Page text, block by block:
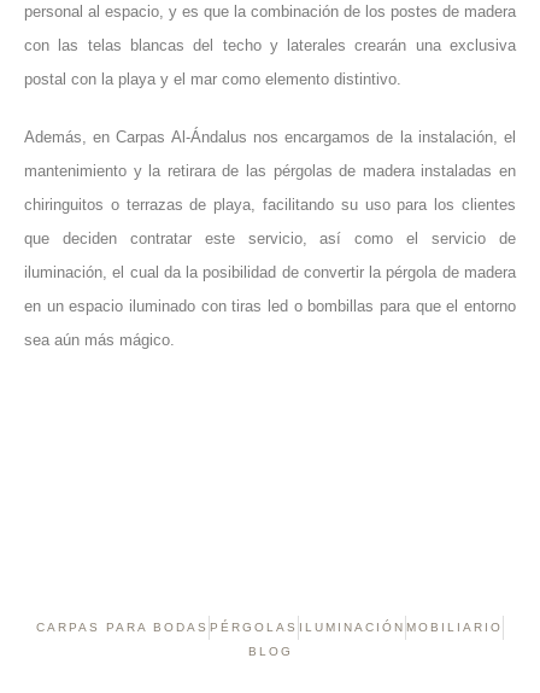
personal al espacio, y es que la combinación de los postes de madera
con las telas blancas del techo y laterales crearán una exclusiva
postal con la playa y el mar como elemento distintivo.
Además, en Carpas Al-Ándalus nos encargamos de la instalación, el
mantenimiento y la retirara de las pérgolas de madera instaladas en
chiringuitos o terrazas de playa, facilitando su uso para los clientes
que deciden contratar este servicio, así como el servicio de
iluminación, el cual da la posibilidad de convertir la pérgola de madera
en un espacio iluminado con tiras led o bombillas para que el entorno
sea aún más mágico.
CARPAS PARA BODAS PÉRGOLAS ILUMINACIÓN MOBILIARIO
BLOG